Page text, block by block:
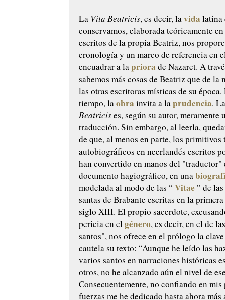
La Vita Beatricis, es decir, lavida latina
conservamos, elaborada teóricamente en
escritos de la propia Beatriz, nos
cronología y un marco de referencia en
encuadrar a lapriora de Nazaret. A
sabemos más cosas de Beatriz que de la
las otras escritoras místicas de su
tiempo, laobra invita a laprudencia.
Beatricises, según su autor, meramente
traducción. Sin embargo, al leerla,
de que, al menos en parte, los primitivos
autobiográficos en neerlandés escritos
han convertido en manos del "traductor"
documento hagiográfico, en una
modelada al modo de las “Vitae ” de
santas de Brabante escritas en la
siglo XIII. El propio sacerdote,
pericia en elgénero, es decir, en el de
santos", nos ofrece en el prólogo la
cautela su texto: “Aunque he leído las
varios santos en narraciones históricas
otros, no he alcanzado aún el nivel de
Consecuentemente, no confiando en
fuerzas me he dedicado hasta ahora más